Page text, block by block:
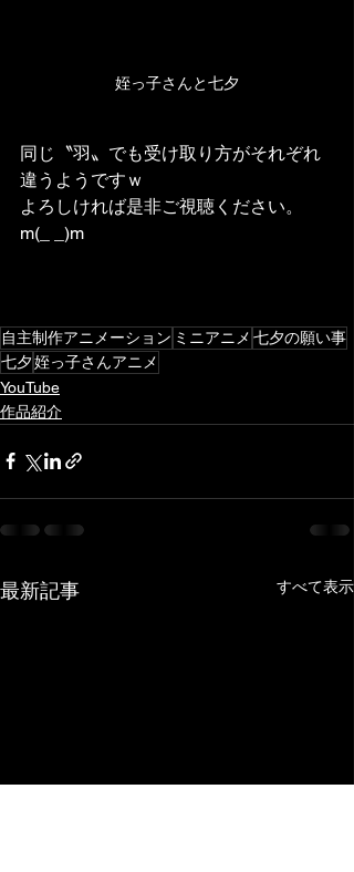
姪っ子さんと七夕
同じ〝羽〟でも受け取り方がそれぞれ
違うようですｗ
よろしければ是非ご視聴ください。
m(_ _)m
自主制作アニメーション ミニアニメ 七夕の願い事
七夕姪っ子さんアニメ
YouTube
作品紹介
最新記事 すべて表示